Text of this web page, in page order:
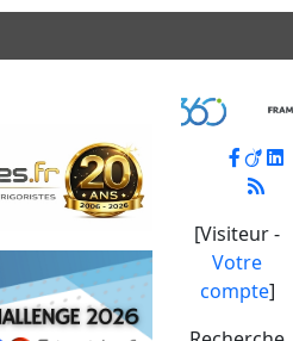
[Visiteur -
Votre
compte]